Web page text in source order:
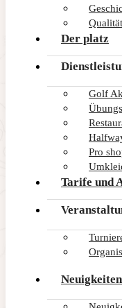
Qualität
Der platz
Golf
Pro
Tarife und
Neuigkeiten